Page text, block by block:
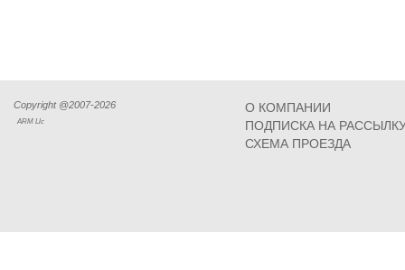
Copyright @2007-2026
ARM Llc
О КОМПАНИИ
ПОДПИСКА НА
СХЕМА ПРОЕЗДА